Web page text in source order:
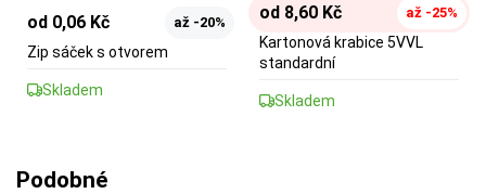
od 0,06 Kč až -20%
Zip sáček s otvorem
Skladem
od 8,60 Kč až -25%
Kartonová krabice 5VVL
standardní
Skladem
Podobné